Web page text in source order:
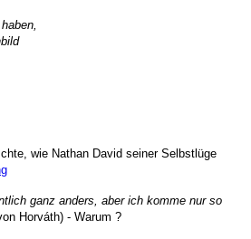
wie Nathan David seiner Selbstlüge
ganz anders, aber ich komme nur so
Horváth) - Warum ?